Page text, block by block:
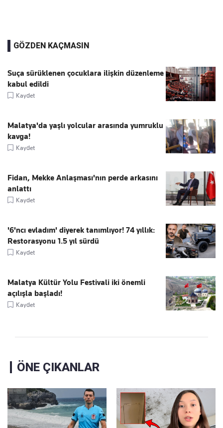
GÖZDEN KAÇMASIN
Suça sürüklenen çocuklara ilişkin düzenleme
kabul edildi
Kaydet
Malatya'da yaşlı yolcular arasında yumruklu
kavga!
Kaydet
Fidan, Mekke Anlaşması'nın perde arkasını
anlattı
Kaydet
'6'ncı evladım' diyerek tanımlıyor! 74 yıllık:
Restorasyonu 1.5 yıl sürdü
Kaydet
Malatya Kültür Yolu Festivali iki önemli
açılışla başladı!
Kaydet
ÖNE ÇIKANLAR